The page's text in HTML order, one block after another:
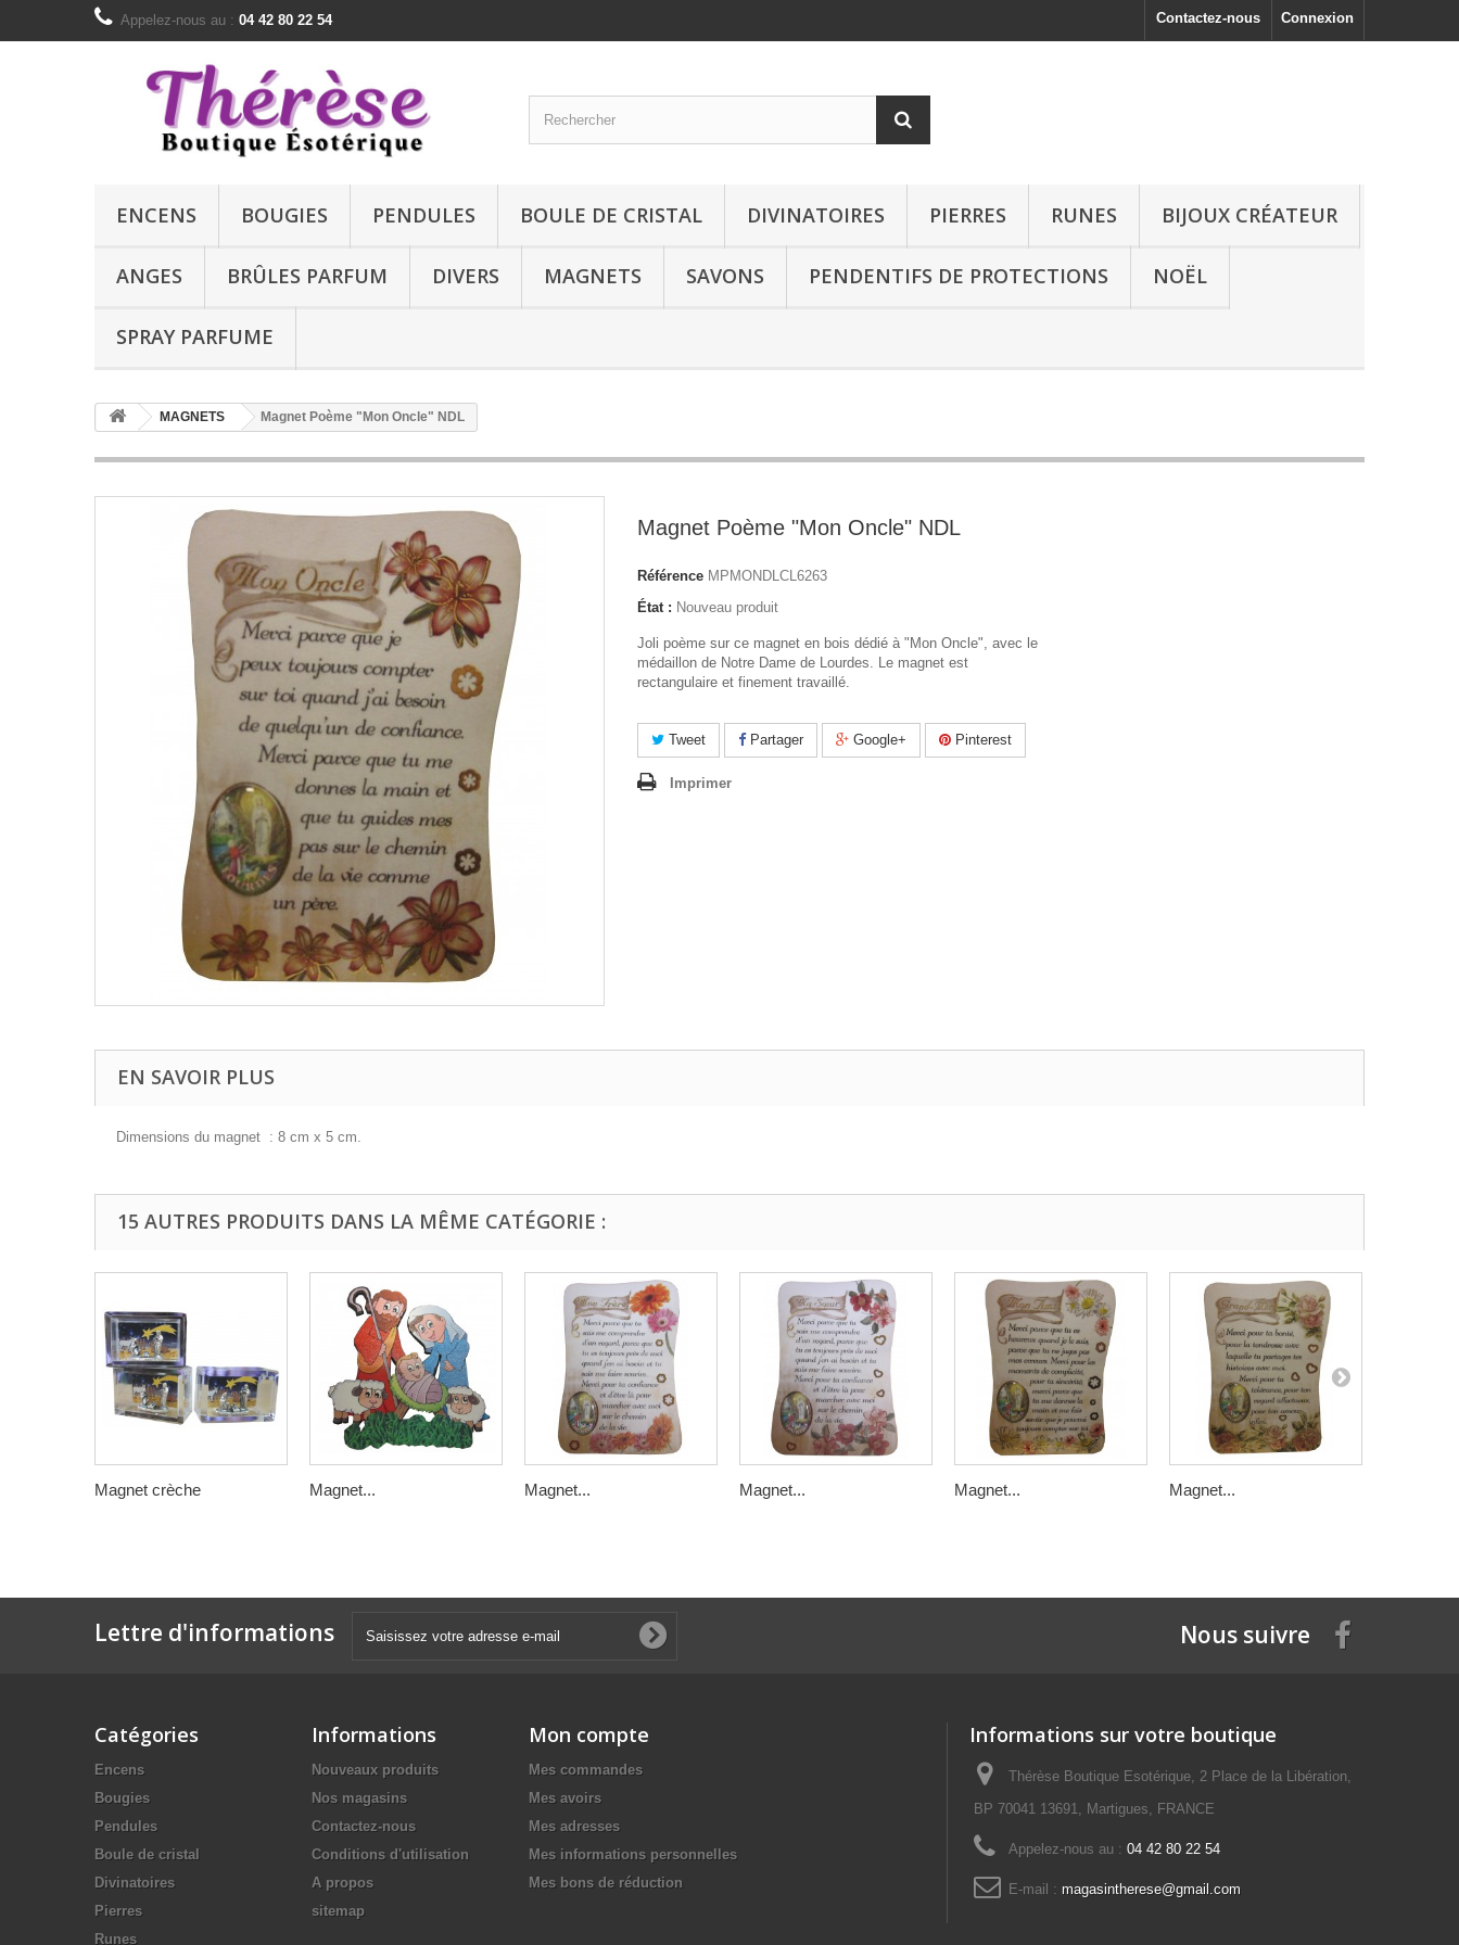
Connexion
Contactez-nous
Appelez-nous au : 04 42 80 22 54
ENCENS BOUGIES PENDULES BOULE DE CRISTAL DIVINATOIRES PIERRES RUNES BIJOUX CRÉATEUR
ANGES BRÛLES PARFUM DIVERS MAGNETS SAVONS PENDENTIFS DE PROTECTIONS NOËL
SPRAY PARFUME
MAGNETS Magnet Poème "Mon Oncle" NDL
Magnet Poème "Mon Oncle" NDL
Référence MPMONDLCL6263
État : Nouveau produit
Joli poème sur ce magnet en bois dédié à "Mon Oncle", avec le
médaillon de Notre Dame de Lourdes. Le magnet est
rectangulaire et finement travaillé.
Tweet Partager Google+ Pinterest
Imprimer
EN SAVOIR PLUS
Dimensions du magnet : 8 cm x 5 cm.
15 AUTRES PRODUITS DANS LA MÊME CATÉGORIE :
Magnet crèche Magnet... Magnet... Magnet... Magnet... Magnet...
Lettre d'informations Nous suivre
Catégories
Encens
Bougies
Pendules
Boule de cristal
Divinatoires
Pierres
Runes
Informations
Nouveaux produits
Nos magasins
Contactez-nous
Conditions d'utilisation
A propos
sitemap
Mon compte
Mes commandes
Mes avoirs
Mes adresses
Mes informations personnelles
Mes bons de réduction
Informations sur votre boutique
Thérèse Boutique Esotérique, 2 Place de la Libération,
BP 70041 13691, Martigues, FRANCE
Appelez-nous au : 04 42 80 22 54
E-mail : magasintherese@gmail.com